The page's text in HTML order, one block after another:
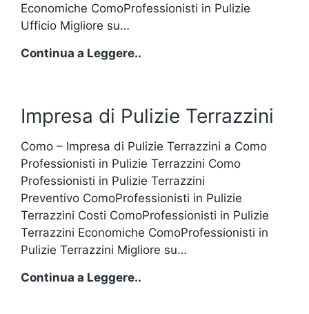
Economiche ComoProfessionisti in Pulizie
Ufficio Migliore su…
Continua a Leggere..
Impresa di Pulizie Terrazzini
Como – Impresa di Pulizie Terrazzini a Como
Professionisti in Pulizie Terrazzini Como
Professionisti in Pulizie Terrazzini
Preventivo ComoProfessionisti in Pulizie
Terrazzini Costi ComoProfessionisti in Pulizie
Terrazzini Economiche ComoProfessionisti in
Pulizie Terrazzini Migliore su…
Continua a Leggere..